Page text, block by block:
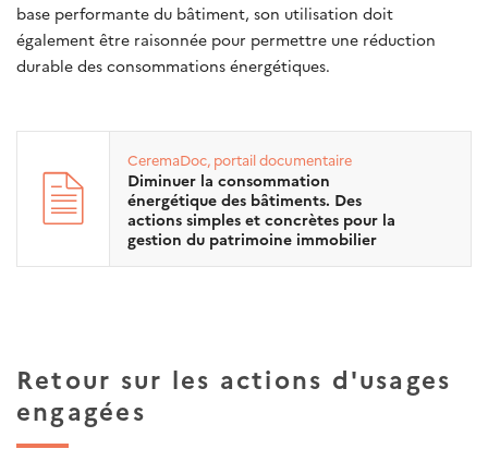
base performante du bâtiment, son utilisation doit
également être raisonnée pour permettre une réduction
durable des consommations énergétiques.
CeremaDoc, portail documentaire
Diminuer la consommation
énergétique des bâtiments. Des
actions simples et concrètes pour la
gestion du patrimoine immobilier
Retour sur les actions d'usages
engagées